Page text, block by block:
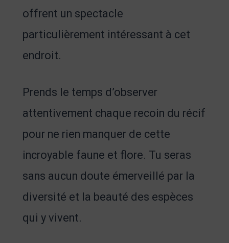
offrent un spectacle
particulièrement intéressant à cet
endroit.
Prends le temps d’observer
attentivement chaque recoin du récif
pour ne rien manquer de cette
incroyable faune et flore. Tu seras
sans aucun doute émerveillé par la
diversité et la beauté des espèces
qui y vivent.